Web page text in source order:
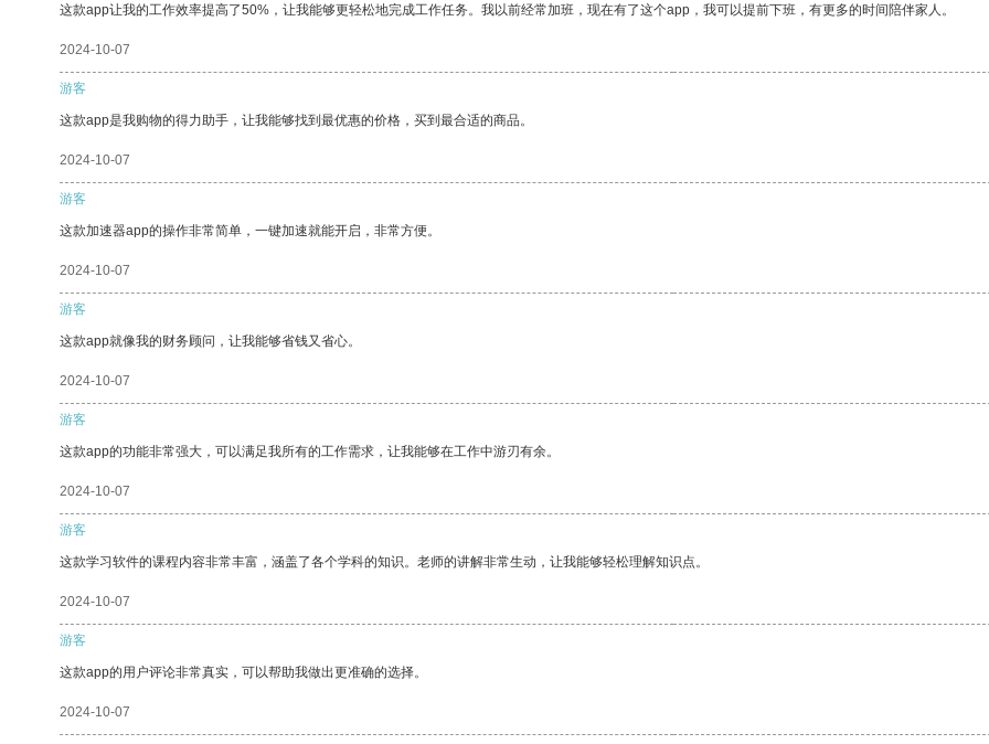
这款app让我的工作效率提高了50%，让我能够更轻松地完成工作任务。我以前经常加班，现在有了这个app，我可以提前下班，有更多的时间陪伴家人。
2024-10-07
游客
这款app是我购物的得力助手，让我能够找到最优惠的价格，买到最合适的商品。
2024-10-07
游客
这款加速器app的操作非常简单，一键加速就能开启，非常方便。
2024-10-07
游客
这款app就像我的财务顾问，让我能够省钱又省心。
2024-10-07
游客
这款app的功能非常强大，可以满足我所有的工作需求，让我能够在工作中游刃有余。
2024-10-07
游客
这款学习软件的课程内容非常丰富，涵盖了各个学科的知识。老师的讲解非常生动，让我能够轻松理解知识点。
2024-10-07
游客
这款app的用户评论非常真实，可以帮助我做出更准确的选择。
2024-10-07